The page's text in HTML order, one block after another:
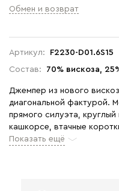
Артикул:
F2230-D01.6S15
Состав:
70% вискоза,
Джемпер из нового
диагональной фактурой.
прямого силуэта,
кашкорсе, втачные
для весенне-летнего
Показать ещё
Обмен и возврат